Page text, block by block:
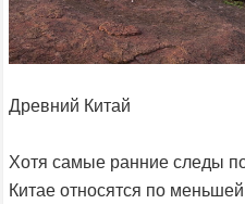
Древний Китай
Хотя самые ранние следы
Китае относятся по